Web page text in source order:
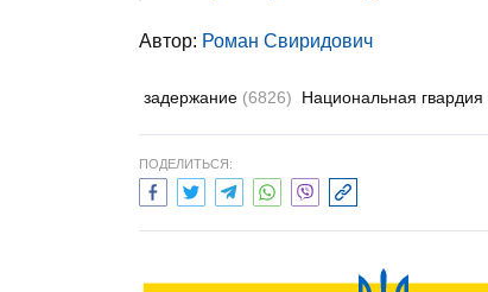
Автор: Роман Свиридович
задержание (6826) Национальная гвардия
ПОДЕЛИТЬСЯ: